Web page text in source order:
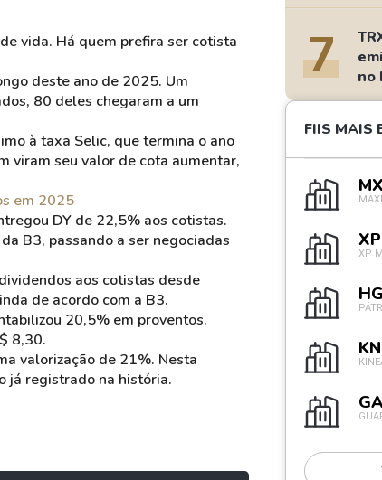
vida. Há quem prefira ser cotista
deste ano de 2025. Um
80 deles chegaram a um
à taxa Selic, que termina o ano
viram seu valor de cota aumentar,
em 2025
DY de 22,5% aos cotistas.
B3, passando a ser negociadas
aos cotistas desde
de acordo com a B3.
20,5% em proventos.
8,30.
valorização de 21%. Nesta
já registrado na história.
7
no
FIIS MAIS
XP